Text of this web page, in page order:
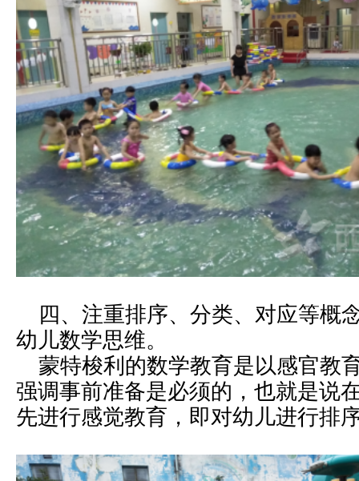
四、注重排序、分类、对应等概
幼儿数学思维。
蒙特梭利的数学教育是以感官教
强调事前准备是必须的，也就是说
先进行感觉教育，即对幼儿进行排